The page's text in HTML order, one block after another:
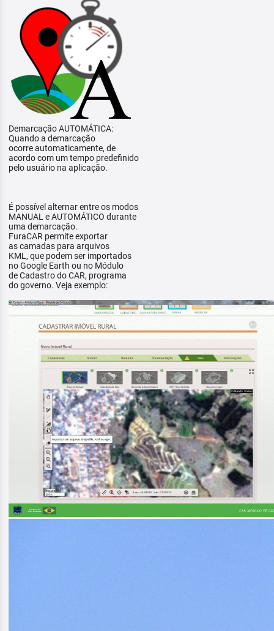
Demarcação AUTOMÁTICA:
Quando a demarcação
ocorre automaticamente, de
acordo com um tempo predefinido
pelo usuário na aplicação.
É possível alternar entre os modos
MANUAL e AUTOMÁTICO durante
uma demarcação.
FuraCAR permite exportar
as camadas para arquivos
KML, que podem ser importados
no Google Earth ou no Módulo
de Cadastro do CAR, programa
do governo. Veja exemplo: